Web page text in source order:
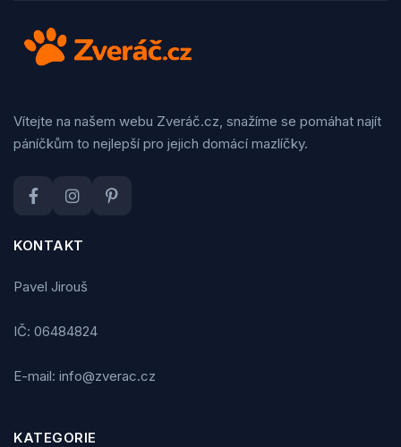
Vítejte na našem webu Zveráč.cz, snažíme se pomáhat najít
páníčkům to nejlepší pro jejich domácí mazlíčky.
KONTAKT
Pavel Jirouš
IČ: 06484824
E-mail: info@zverac.cz
KATEGORIE